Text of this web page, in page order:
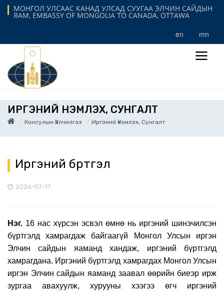
МОНГОЛ УЛСААС КАНАД УЛСАД СУУГАА ЭЛЧИН САЙДЫН
ЯАМ, EMBASSY OF MONGOLIA TO CANADA, OTTAWA
en mn
ИРГЭНИЙ ҮНЭМЛЭХ, СУНГАЛТ
Консулын Үйлчилгээ Иргэний Үнэмлэх, Сунгалт
Иргэний бүртгэл
2026-07-17
Нэг. 16 нас хүрсэн эсвэл өмнө нь иргэний шинэчилсэн
бүртгэлд хамрагдаж байгаагүй Монгол Улсын иргэн
Элчин сайдын яаманд хандаж, иргэний бүртгэлд
хамрагдана. Иргэний бүртгэлд хамрагдах Монгол Улсын
иргэн Элчин сайдын яаманд заавал өөрийн биеэр ирж
зургаа авахуулж, хурууны хээгээ өгч иргэний